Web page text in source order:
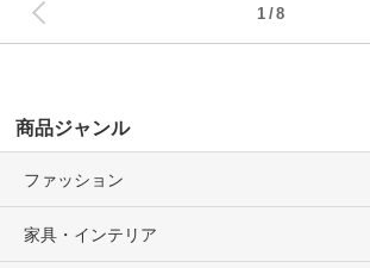
1 8
商品ジャンル
ファッション
家具・インテリア